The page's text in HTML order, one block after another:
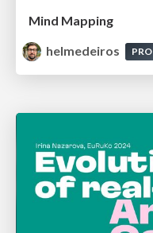
Mind Mapping
helmedeiros
PRO